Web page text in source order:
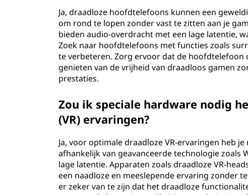
Ja, draadloze hoofdtelefoons kunnen een
om rond te lopen zonder vast te zitten aan je
bieden audio-overdracht met een lage latentie,
Zoek naar hoofdtelefoons met functies zoals
te verbeteren. Zorg ervoor dat de
genieten van de vrijheid van draadloos gamen
prestaties.
Zou ik speciale hardware nodig
(VR) ervaringen?
Ja, voor optimale draadloze VR-ervaringen heb
afhankelijk van geavanceerde technologie zoals
lage latentie. Apparaten zoals draadloze VR-
een naadloze en meeslepende ervaring zonder
er zeker van te zijn dat het draadloze